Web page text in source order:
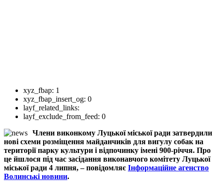
xyz_fbap: 1
xyz_fbap_insert_og: 0
layf_related_links:
layf_exclude_from_feed: 0
Члени виконкому Луцької міської ради затвердили
нові схеми розміщення майданчиків для вигулу собак на
території парку культури і відпочинку імені 900-річчя. Про
це йшлося під час засідання виконавчого комітету Луцької
міської ради 4 липня, – повідомляє Інформаційне агенство
Волинські новини.